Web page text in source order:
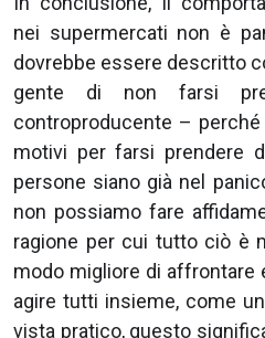
nei supermercati non è
dovrebbe essere descritto
gente di non farsi
controproducente –
motivi per farsi prendere
persone siano già nel
non possiamo fare
ragione per cui tutto ciò è
modo migliore di affrontare
agire tutti insieme, come
vista pratico, questo